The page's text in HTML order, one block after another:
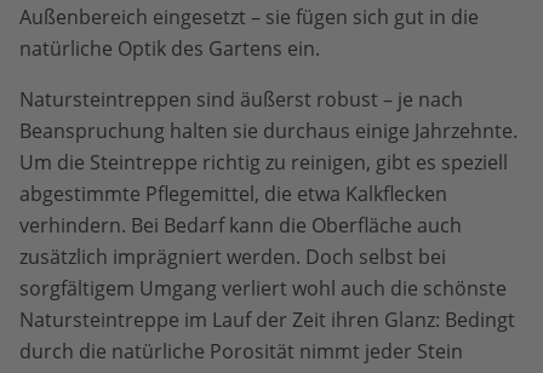
Außenbereich eingesetzt – sie fügen sich gut in die
natürliche Optik des Gartens ein.
Natursteintreppen sind äußerst robust – je nach
Beanspruchung halten sie durchaus einige Jahrzehnte.
Um die Steintreppe richtig zu reinigen, gibt es speziell
abgestimmte Pflegemittel, die etwa Kalkflecken
verhindern. Bei Bedarf kann die Oberfläche auch
zusätzlich imprägniert werden. Doch selbst bei
sorgfältigem Umgang verliert wohl auch die schönste
Natursteintreppe im Lauf der Zeit ihren Glanz: Bedingt
durch die natürliche Porosität nimmt jeder Stein